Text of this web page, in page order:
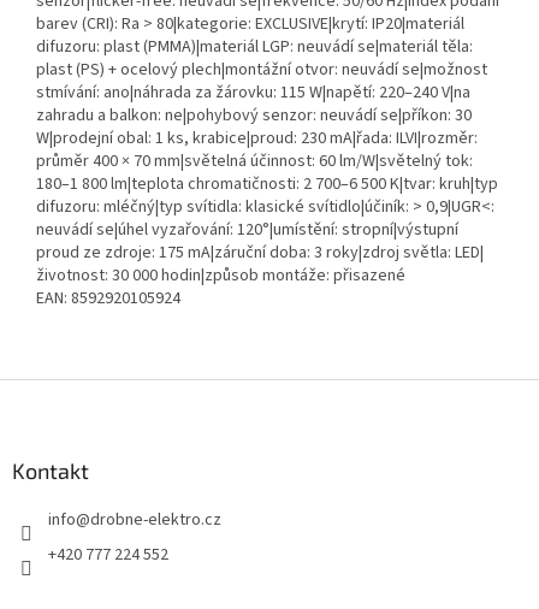
barev (CRI): Ra > 80|kategorie: EXCLUSIVE|krytí: IP20|materiál
difuzoru: plast (PMMA)|materiál LGP: neuvádí se|materiál těla:
plast (PS) + ocelový plech|montážní otvor: neuvádí se|možnost
stmívání: ano|náhrada za žárovku: 115 W|napětí: 220–240 V|na
zahradu a balkon: ne|pohybový senzor: neuvádí se|příkon: 30
W|prodejní obal: 1 ks, krabice|proud: 230 mA|řada: ILVI|rozměr:
průměr 400 × 70 mm|světelná účinnost: 60 lm/W|světelný tok:
180–1 800 lm|teplota chromatičnosti: 2 700–6 500 K|tvar: kruh|typ
difuzoru: mléčný|typ svítidla: klasické svítidlo|účiník: > 0,9|UGR<:
neuvádí se|úhel vyzařování: 120°|umístění: stropní|výstupní
proud ze zdroje: 175 mA|záruční doba: 3 roky|zdroj světla: LED|
životnost: 30 000 hodin|způsob montáže: přisazené
EAN: 8592920105924
Kontakt
info@drobne-elektro.cz
+420 777 224 552